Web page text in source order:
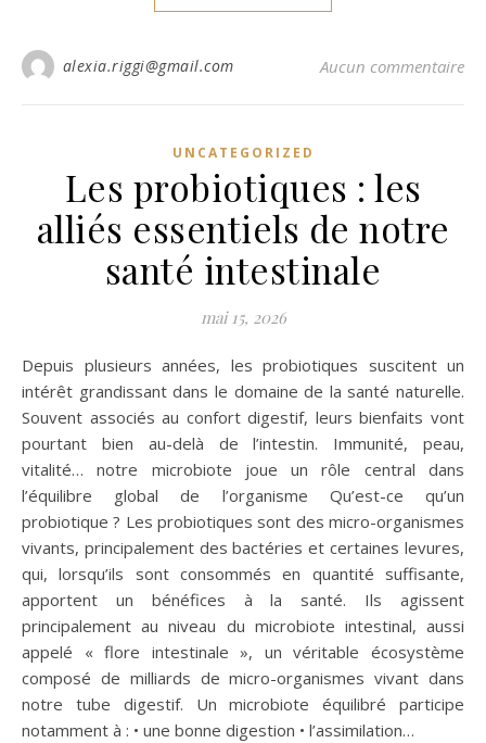
alexia.riggi@gmail.com Aucun commentaire
UNCATEGORIZED
Les probiotiques : les
alliés essentiels de notre
santé intestinale
mai 15, 2026
Depuis plusieurs années, les probiotiques suscitent un
intérêt grandissant dans le domaine de la santé naturelle.
Souvent associés au confort digestif, leurs bienfaits vont
pourtant bien au-delà de l’intestin. Immunité, peau,
vitalité… notre microbiote joue un rôle central dans
l’équilibre global de l’organisme Qu’est-ce qu’un
probiotique ? Les probiotiques sont des micro-organismes
vivants, principalement des bactéries et certaines levures,
qui, lorsqu’ils sont consommés en quantité suffisante,
apportent un bénéfices à la santé. Ils agissent
principalement au niveau du microbiote intestinal, aussi
appelé « flore intestinale », un véritable écosystème
composé de milliards de micro-organismes vivant dans
notre tube digestif. Un microbiote équilibré participe
notamment à : • une bonne digestion • l’assimilation…